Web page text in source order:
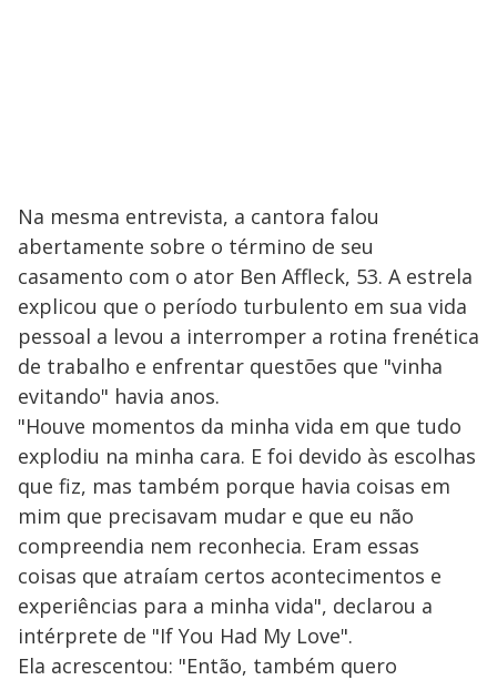
Na mesma entrevista, a cantora falou
abertamente sobre o término de seu
casamento com o ator Ben Affleck, 53. A estrela
explicou que o período turbulento em sua vida
pessoal a levou a interromper a rotina frenética
de trabalho e enfrentar questões que "vinha
evitando" havia anos.
"Houve momentos da minha vida em que tudo
explodiu na minha cara. E foi devido às escolhas
que fiz, mas também porque havia coisas em
mim que precisavam mudar e que eu não
compreendia nem reconhecia. Eram essas
coisas que atraíam certos acontecimentos e
experiências para a minha vida", declarou a
intérprete de "If You Had My Love".
Ela acrescentou: "Então, também quero